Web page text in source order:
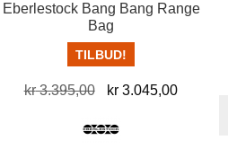
Eberlestock Bang Bang Range
Bag
TILBUD!
kr3.395,00
Opprinnelig
var:
kr 3.045,00